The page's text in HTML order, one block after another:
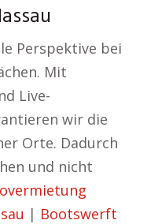
Perspektive bei
Mit
Live-
wir die
Orte. Dadurch
und nicht
| Bootswerft